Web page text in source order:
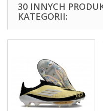
30 INNYCH
KATEGORII: